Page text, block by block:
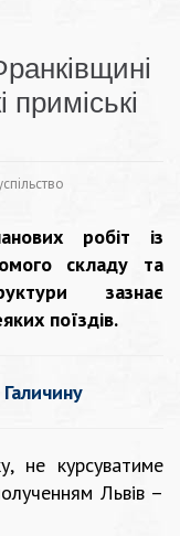
робіт із
складу та
зазнає
поїздів.
Галичину
не курсуватиме
Львів –